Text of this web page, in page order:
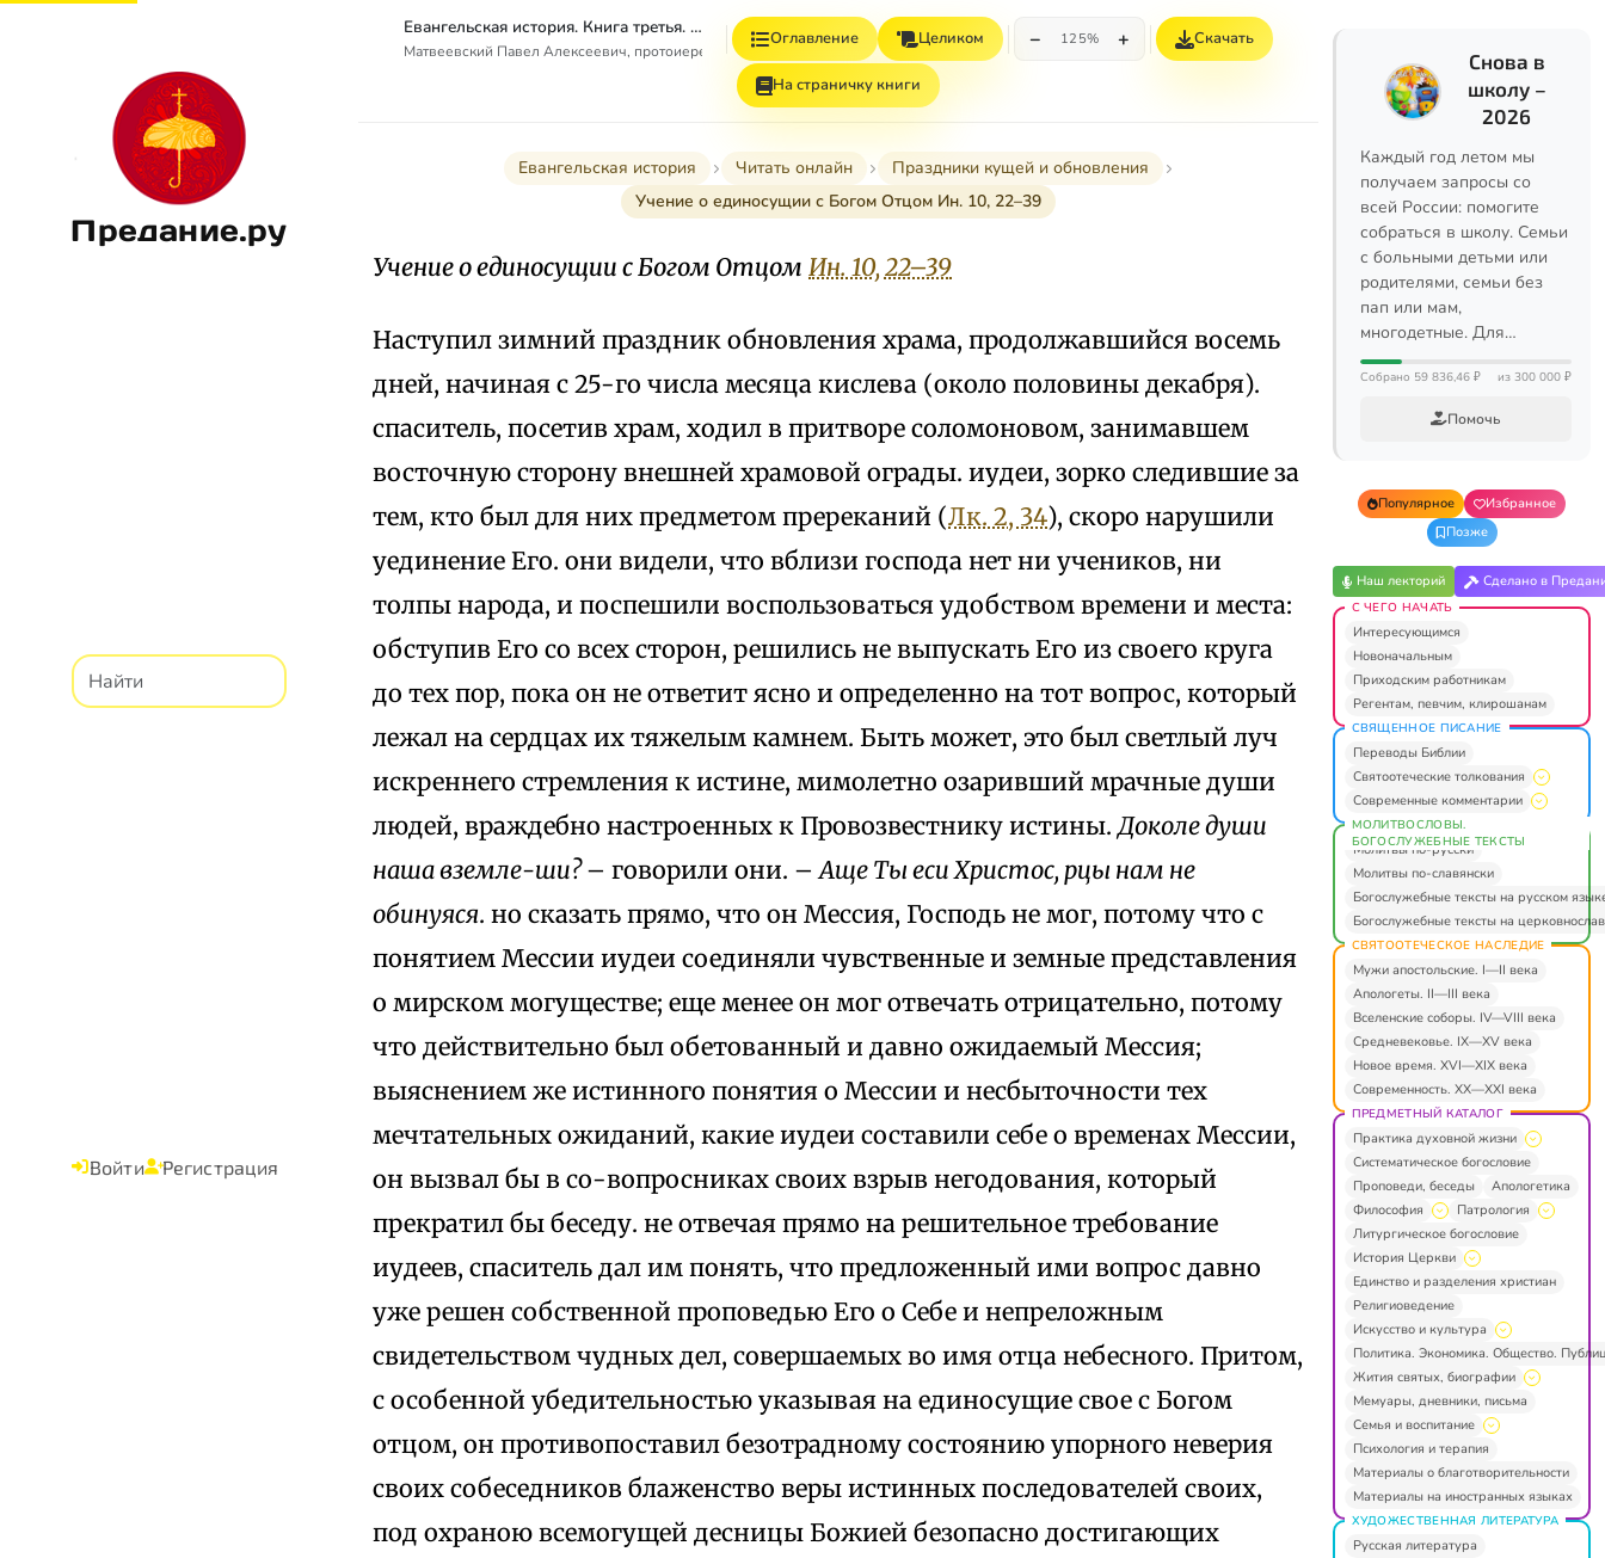
Предание.ру
Войти Регистрация
Евангельская история. Книга третья. Конечные события Евангельской истории
Матвеевский Павел Алексеевич, протоиерей
Оглавление Целиком − 125% + Скачать
На страничку книги
Евангельская история Читать онлайн
Праздники кущей и обновления
Учение о единосущии с Богом Отцом Ин. 10, 22–39
Учение о единосущии с Богом Отцом Ин. 10, 22–39
Наступил зимний праздник обновления храма, продолжавшийся восемь
дней, начиная с 25-го числа месяца кислева (около половины декабря).
спаситель, посетив храм, ходил в притворе соломоновом, занимавшем
восточную сторону внешней храмовой ограды. иудеи, зорко следившие за
тем, кто был для них предметом пререканий (Лк. 2, 34), скоро нарушили
уединение Его. они видели, что вблизи господа нет ни учеников, ни
толпы народа, и поспешили воспользоваться удобством времени и места:
обступив Его со всех сторон, решились не выпускать Его из своего круга
до тех пор, пока он не ответит ясно и определенно на тот вопрос, который
лежал на сердцах их тяжелым камнем. Быть может, это был светлый луч
искреннего стремления к истине, мимолетно озаpивший мрачные души
людей, враждебно настроенных к Провозвестнику истины. Доколе души
наша вземле-ши?– говорили они. – Аще Ты еси Христос, рцы нам не
обинуяся. но сказать прямо, что он Мессия, Господь не мог, потому что с
понятием Meccии иудеи соединяли чувственные и земные представления
о мирском могуществе; еще менее он мог отвечать отрицательно, потому
что действительно был обетованный и давно ожидаемый Мессия;
выяснением же истинного понятия о Meссии и несбыточности тех
мечтательных ожиданий, какие иудеи составили себе о временах Мессии,
он вызвал бы в со-вопросниках своих взрыв негодования, который
прекратил бы беседу. не отвечая прямо на решительное требование
иудеев, спаситель дал им понять, что предложенный ими вопрос давно
уже решен собственной проповедью Его о Ceбе и непреложным
свидетельством чудных дел, совершаемых во имя отца небесного. Притом,
с особенной убедительностью указывая на единосущие свое с Богом
отцом, он противопоставил безотрадному состоянию yпорного неверия
своих собеседников блаженство веры истинных последователей своих,
под охраною всемогущей десницы Божией безопасно достигающих
Снова в
школу –
2026
Каждый год летом мы
получаем запросы со
всей России: помогите
собраться в школу. Семьи
с больными детьми или
родителями, семьи без
пап или мам,
многодетные. Для…
Собрано 59 836,46 ₽ из 300 000 ₽
Помочь
Популярное
Избранное
Позже
Наш лекторий Сделано в
С ЧЕГО НАЧАТЬ
Интересующимся
Новоначальным
Приходским работникам
Регентам, певчим, клирошанам
СВЯЩЕННОЕ ПИСАНИЕ
Переводы Библии
Святоотеческие толкования
Современные комментарии
МОЛИТВОСЛОВЫ.
БОГОСЛУЖЕБНЫЕ ТЕКСТЫ
Молитвы по-русски
Молитвы по-славянски
Богослужебные тексты на русском
Богослужебные тексты на
СВЯТООТЕЧЕСКОЕ НАСЛЕДИЕ
Мужи апостольские. I—II века
Апологеты. II—III века
Вселенские соборы. IV—VIII века
Средневековье. IX—XV века
Новое время. XVI—XIX века
Современность. XX—XXI века
ПРЕДМЕТНЫЙ КАТАЛОГ
Практика духовной жизни
Систематическое богословие
Проповеди, беседы
Апологетика
Философия
Патрология
Литургическое богословие
История Церкви
Единство и разделения христиан
Религиоведение
Искусство и культура
Политика. Экономика. Общество.
Жития святых, биографии
Мемуары, дневники, письма
Семья и воспитание
Психология и терапия
Материалы о благотворительности
Материалы на иностранных языках
ХУДОЖЕСТВЕННАЯ ЛИТЕРАТУРА
Русская литература